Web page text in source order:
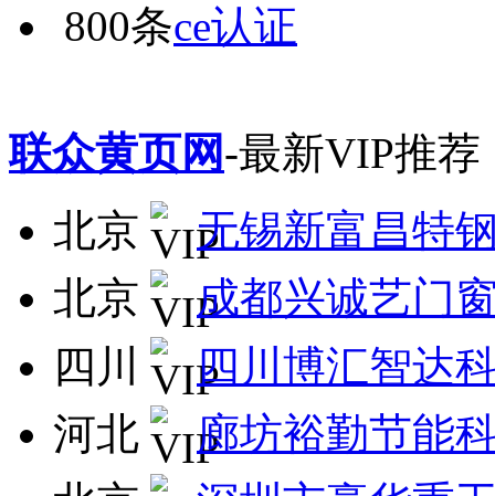
800条ce认证
联众黄页网-最新VIP推荐
北京
无锡新富昌特
北京
成都兴诚艺门
四川
四川博汇智达
河北
廊坊裕勤节能